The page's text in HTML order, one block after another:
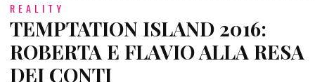
REALITY
TEMPTATION ISLAND 2016:
ROBERTA E FLAVIO ALLA RESA